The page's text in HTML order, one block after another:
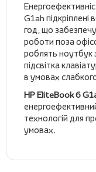
G1ah
год, що
роботи поза
роблять ноутбук
підсвітка
в умовах
HP EliteBook 6
технологій для
умовах.